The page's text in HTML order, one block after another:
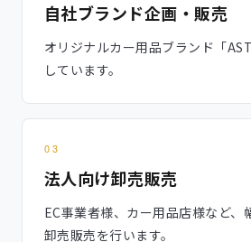
自社ブランド企画・販売
オリジナルカー用品ブランド「
しています。
03
法人向け卸売販売
EC事業者様、カー用品店様など、
卸売販売を行います。